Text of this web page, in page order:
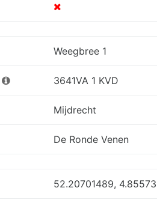
Weegbree 1
3641VA 1 KVD
Mijdrecht
De Ronde Venen
52.20701489,